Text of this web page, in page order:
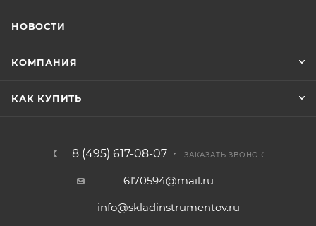
НОВОСТИ
КОМПАНИЯ
КАК КУПИТЬ
8 (495) 617-08-07 ЗАКАЗАТЬ ЗВОНОК
6170594@mail.ru
info@skladinstrumentov.ru